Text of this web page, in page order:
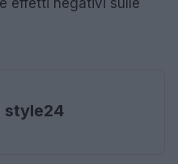
effetti negativi sulle
style24